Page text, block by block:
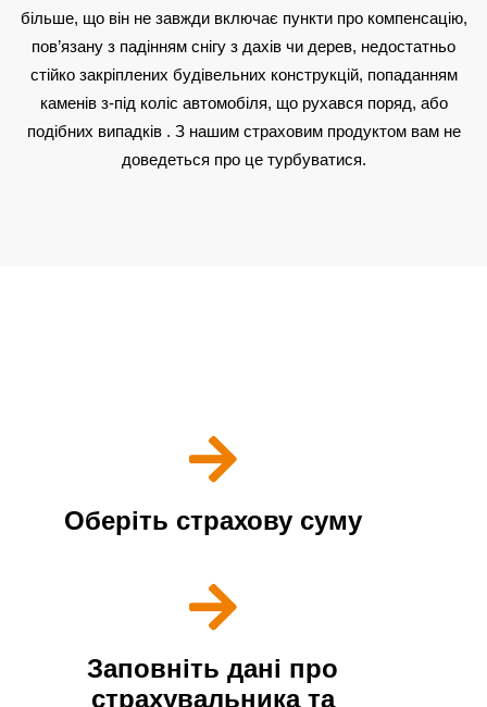
більше, що він не завжди включає пункти про компенсацію,
пов’язану з падінням снігу з дахів чи дерев, недостатньо
стійко закріплених будівельних конструкцій, попаданням
каменів з-під коліс автомобіля, що рухався поряд, або
подібних випадків . З нашим страховим продуктом вам не
доведеться про це турбуватися.
Оберіть страхову суму
Заповніть дані про
страхувальника та